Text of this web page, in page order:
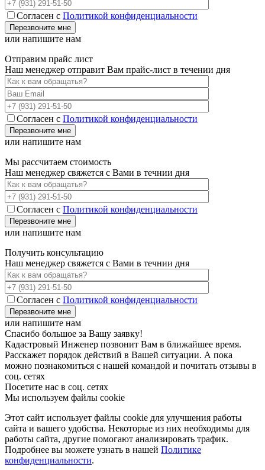
Согласен с Политикой конфиденциальности
или напишите нам
Отправим прайс лист
Наш менеджер отправит Вам прайс-лист в течении дня
Согласен с Политикой конфиденциальности
или напишите нам
Мы рассчитаем стоимость
Наш менеджер свяжется с Вами в течнии дня
Согласен с Политикой конфиденциальности
или напишите нам
Получить консультацию
Наш менеджер свяжется с Вами в течнии дня
Согласен с Политикой конфиденциальности
или напишите нам
Спасибо большое за Вашу заявку!
Кадастровый Инженер позвонит Вам в ближайшее время.
Расскажет порядок действий в Вашей ситуации. А пока
можно познакомиться с нашей командой и почитать отзывы в
соц. сетях
Посетите нас в соц. сетях
Мы используем файлы cookie
Этот сайт использует файлы cookie для улучшения работы
сайта и вашего удобства. Некоторые из них необходимы для
работы сайта, другие помогают анализировать трафик.
Подробнее вы можете узнать в нашей Политике
конфиденциальности.